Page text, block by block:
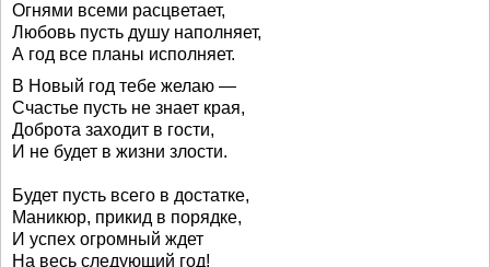
Огнями всеми расцветает,
Любовь пусть душу наполняет,
А год все планы исполняет.
В Новый год тебе желаю —
Счастье пусть не знает края,
Доброта заходит в гости,
И не будет в жизни злости.
Будет пусть всего в достатке,
Маникюр, прикид в порядке,
И успех огромный ждет
На весь следующий год!